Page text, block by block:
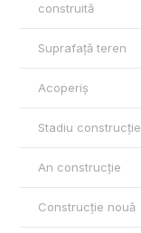
construită
Suprafață teren
Acoperiș
Stadiu construcție
An construcție
Construcție nouă